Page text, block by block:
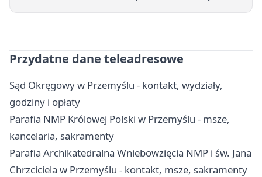
Przydatne dane teleadresowe
Sąd Okręgowy w Przemyślu - kontakt, wydziały,
godziny i opłaty
Parafia NMP Królowej Polski w Przemyślu - msze,
kancelaria, sakramenty
Parafia Archikatedralna Wniebowzięcia NMP i św. Jana
Chrzciciela w Przemyślu - kontakt, msze, sakramenty